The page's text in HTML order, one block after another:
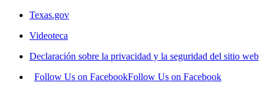
Texas.gov
Videoteca
Declaración sobre la privacidad y la seguridad del sitio web
Follow Us on FacebookFollow Us on Facebook